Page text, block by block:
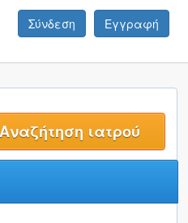
Σύνδεση Εγγραφή